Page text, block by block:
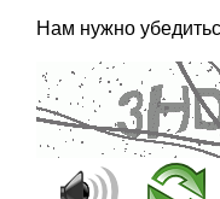
Нам нужно